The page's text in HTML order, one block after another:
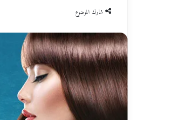
شارك الموضوع